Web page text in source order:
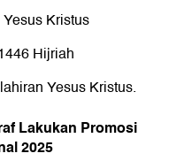
Kristus
Hijriah
Yesus Kristus.
Lakukan Promosi
2025